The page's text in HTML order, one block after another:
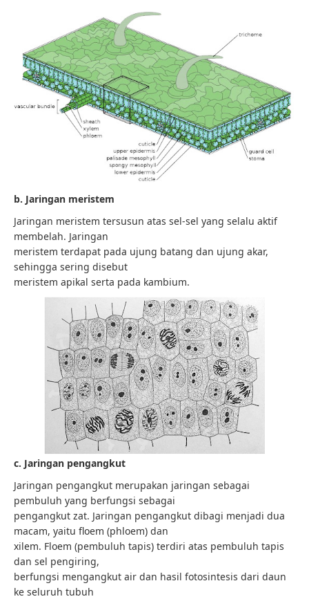
b. Jaringan meristem
Jaringan meristem tersusun atas sel-sel yang selalu aktif
membelah. Jaringan
meristem terdapat pada ujung batang dan ujung akar,
sehingga sering disebut
meristem apikal serta pada kambium.
c. Jaringan pengangkut
Jaringan pengangkut merupakan jaringan sebagai
pembuluh yang berfungsi sebagai
pengangkut zat. Jaringan pengangkut dibagi menjadi dua
macam, yaitu floem (phloem) dan
xilem. Floem (pembuluh tapis) terdiri atas pembuluh tapis
dan sel pengiring,
berfungsi mengangkut air dan hasil fotosintesis dari daun
ke seluruh tubuh